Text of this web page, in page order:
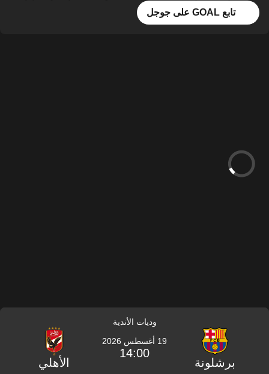
تابع GOAL على جوجل
وديات الأندية
برشلونة
19 أغسطس 2026
14:00
الأهلي